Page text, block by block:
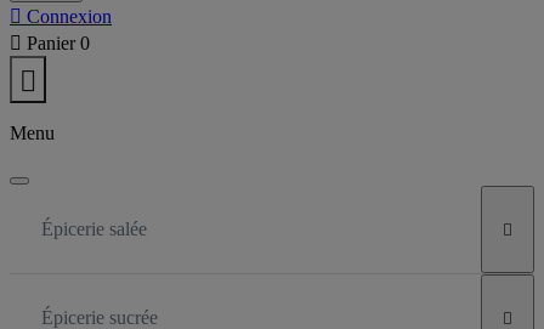
 Connexion
 Panier 0

Menu
Épicerie salée 
Épicerie sucrée 